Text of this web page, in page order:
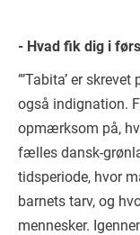
- Hvad fik dig i
”’Tabita’ er
også indignation.
opmærksom på,
fælles dansk-
tidsperiode, hvor
barnets tarv, og
mennesker.